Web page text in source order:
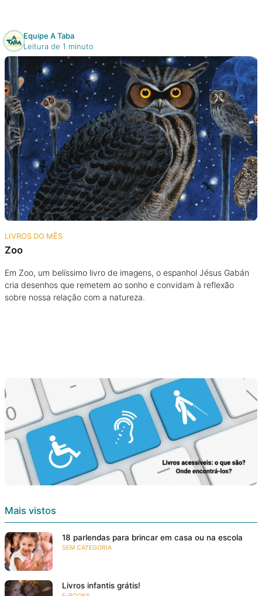
Equipe A Taba
Leitura de 1 minuto
LIVROS DO MÊS
Zoo
Em Zoo, um belíssimo livro de imagens, o espanhol Jésus Gabán
cria desenhos que remetem ao sonho e convidam à reflexão
sobre nossa relação com a natureza.
Mais vistos
18 parlendas para brincar em casa ou na escola
SEM CATEGORIA
Livros infantis grátis!